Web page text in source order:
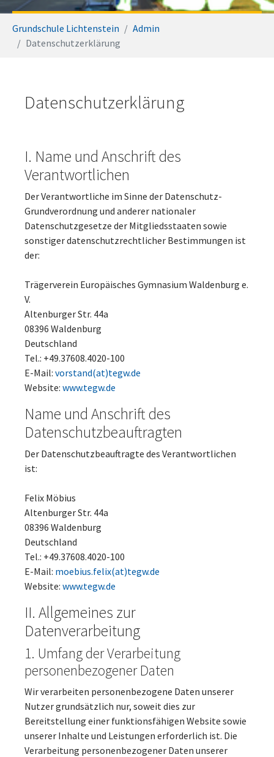
Grundschule Lichtenstein
Admin
Datenschutzerklärung
Datenschutzerklärung
I. Name und Anschrift des
Verantwortlichen
Der Verantwortliche im Sinne der Datenschutz-
Grundverordnung und anderer nationaler
Datenschutzgesetze der Mitgliedsstaaten sowie
sonstiger datenschutzrechtlicher Bestimmungen ist
der:
Trägerverein Europäisches Gymnasium Waldenburg e.
V.
Altenburger Str. 44a
08396 Waldenburg
Deutschland
Tel.: +49.37608.4020-100
E-Mail: vorstand(at)tegw.de
Website: www.tegw.de
Name und Anschrift des
Datenschutzbeauftragten
Der Datenschutzbeauftragte des Verantwortlichen
ist:
Felix Möbius
Altenburger Str. 44a
08396 Waldenburg
Deutschland
Tel.: +49.37608.4020-100
E-Mail: moebius.felix(at)tegw.de
Website: www.tegw.de
II. Allgemeines zur
Datenverarbeitung
1. Umfang der Verarbeitung
personenbezogener Daten
Wir verarbeiten personenbezogene Daten unserer
Nutzer grundsätzlich nur, soweit dies zur
Bereitstellung einer funktionsfähigen Website sowie
unserer Inhalte und Leistungen erforderlich ist. Die
Verarbeitung personenbezogener Daten unserer